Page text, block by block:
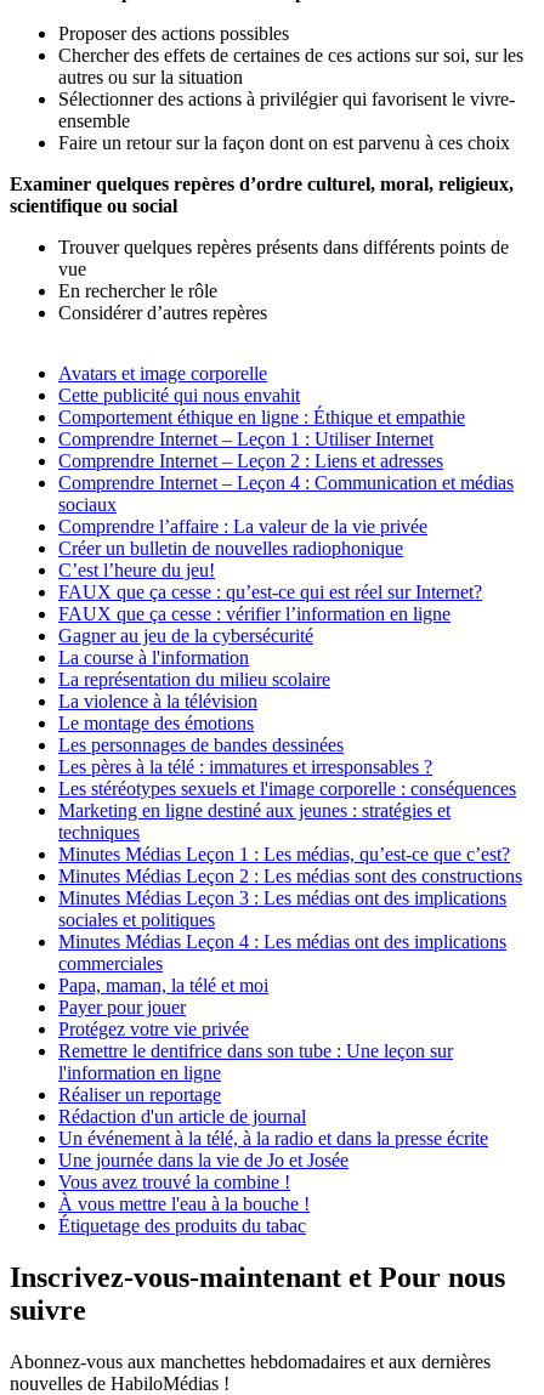
Proposer des actions possibles
Chercher des effets de certaines de ces actions sur soi, sur les
autres ou sur la situation
Sélectionner des actions à privilégier qui favorisent le vivre-
ensemble
Faire un retour sur la façon dont on est parvenu à ces choix
Examiner quelques repères d’ordre culturel, moral, religieux,
scientifique ou social
Trouver quelques repères présents dans différents points de
vue
En rechercher le rôle
Considérer d’autres repères
Main
menu
Left
nav
(Prov
Terr)
Avatars et image corporelle
Cette publicité qui nous envahit
Comportement éthique en ligne : Éthique et empathie
Comprendre Internet – Leçon 1 : Utiliser Internet
Comprendre Internet – Leçon 2 : Liens et adresses
Comprendre Internet – Leçon 4 : Communication et médias
sociaux
Comprendre l’affaire : La valeur de la vie privée
Créer un bulletin de nouvelles radiophonique
C’est l’heure du jeu!
FAUX que ça cesse : qu’est-ce qui est réel sur Internet?
FAUX que ça cesse : vérifier l’information en ligne
Gagner au jeu de la cybersécurité
La course à l'information
La représentation du milieu scolaire
La violence à la télévision
Le montage des émotions
Les personnages de bandes dessinées
Les pères à la télé : immatures et irresponsables ?
Les stéréotypes sexuels et l'image corporelle : conséquences
Marketing en ligne destiné aux jeunes : stratégies et
techniques
Minutes Médias Leçon 1 : Les médias, qu’est-ce que c’est?
Minutes Médias Leçon 2 : Les médias sont des constructions
Minutes Médias Leçon 3 : Les médias ont des implications
sociales et politiques
Minutes Médias Leçon 4 : Les médias ont des implications
commerciales
Papa, maman, la télé et moi
Payer pour jouer
Protégez votre vie privée
Remettre le dentifrice dans son tube : Une leçon sur
l'information en ligne
Réaliser un reportage
Rédaction d'un article de journal
Un événement à la télé, à la radio et dans la presse écrite
Une journée dans la vie de Jo et Josée
Vous avez trouvé la combine !
À vous mettre l'eau à la bouche !
Étiquetage des produits du tabac
Inscrivez-vous-maintenant et Pour nous
suivre
Abonnez-vous aux manchettes hebdomadaires et aux dernières
nouvelles de HabiloMédias !